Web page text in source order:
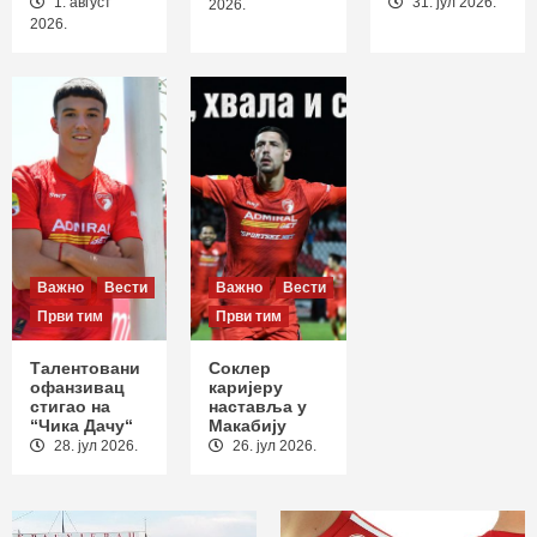
2
Важно Вести Извештаји Први тим
Пораз на отварању сезоне: Раднички
положио оружје у Новом Пазару
2026.
2026.
Важно
Вести
Први тим
Талентовани
офанзивац
стигао на
“Чика Дачу“
28. јул 2026.
Важно
Вести
Први тим
Соклер
каријеру
наставља у
Макабију
26. јул 2026.